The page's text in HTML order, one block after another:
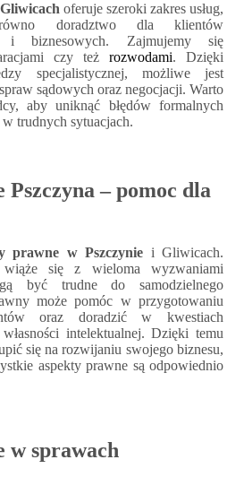
oferuje szeroki zakres usług,
doradztwo dla klientów
i biznesowych. Zajmujemy się
czy też rozwodami. Dzięki
specjalistycznej, możliwe jest
sądowych oraz negocjacji. Warto
aby uniknąć błędów formalnych
trudnych sytuacjach.
– pomoc dla
prawne w Pszczynie i Gliwicach.
wiąże się z wieloma wyzwaniami
być trudne do samodzielnego
może pomóc w przygotowaniu
oraz doradzić w kwestiach
intelektualnej. Dzięki temu
się na rozwijaniu swojego biznesu,
aspekty prawne są odpowiednio
w sprawach